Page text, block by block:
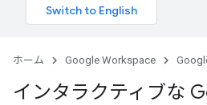
ホーム Google Workspace
インタラクティブな